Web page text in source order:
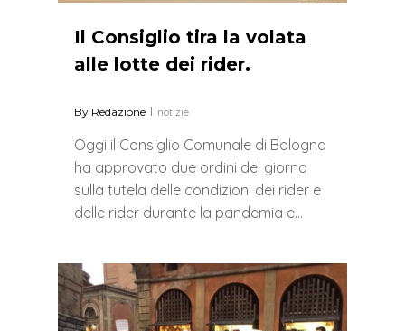
Il Consiglio tira la volata
alle lotte dei rider.
By Redazione notizie
Oggi il Consiglio Comunale di Bologna
ha approvato due ordini del giorno
sulla tutela delle condizioni dei rider e
delle rider durante la pandemia e…
0